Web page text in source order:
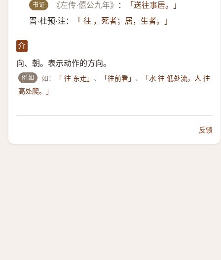
书证 《左传·僖公九年》 ：
「送往事居。」
晋·杜预·注：
「 往 ，死者；居，生者。」
介
向、朝。表示动作的方向。
例如 如： 「 往 东走」 、 「往前看」 、
「水 往 低处流，人 往
高处爬。」
反馈